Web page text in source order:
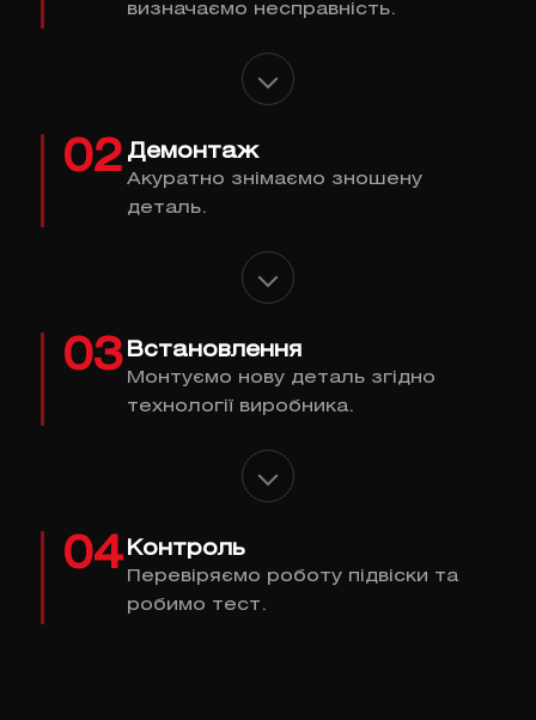
визначаємо несправність.
02 Демонтаж
Акуратно знімаємо зношену
деталь.
03 Встановлення
Монтуємо нову деталь згідно
технології виробника.
04 Контроль
Перевіряємо роботу підвіски та
робимо тест.